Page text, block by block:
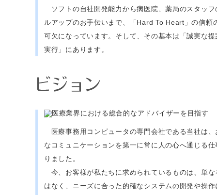
ソフトの自社開発能力から病医院、薬局のスタッフ
ルアップのお手伝いまで、「Hard To Heart」の信頼
可欠になっています。そして、その基本は「誠実な
実行」にあります。
医療事務用コンピュータの専門会社である当社は、
なコミュニケーションを第一に常に人の心へ通じる
りました。
今、お客様が私たちに求められているものは、単な
はなく、ニーズに合った的確なシステムの開発や操